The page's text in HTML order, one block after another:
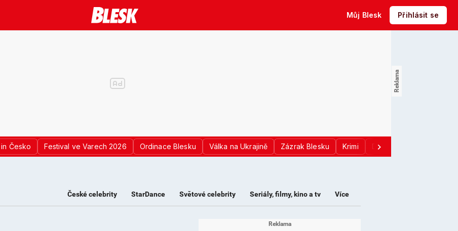
Můj Blesk Přihlásit se
Česko Festival ve Varech 2026 Ordinace Blesku Válka na Ukrajině Zázrak Blesku Krimi Donald Trump
České celebrity StarDance Světové celebrity Seriály, filmy, kino a tv Více